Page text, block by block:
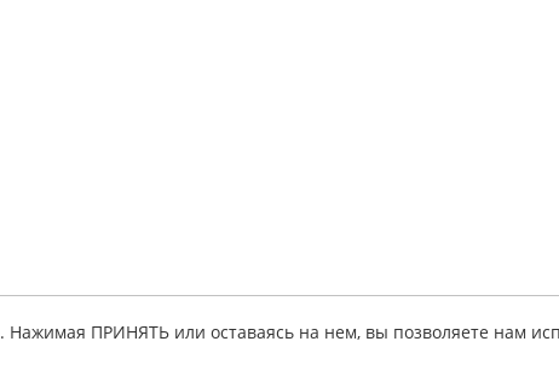
Нажимая ПРИНЯТЬ или оставаясь на нем, вы позволяете нам